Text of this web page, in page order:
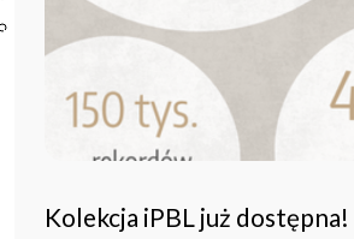
Poczta ibl.waw.pl
Kontakt
Kolekcja iPBL już dostępna!